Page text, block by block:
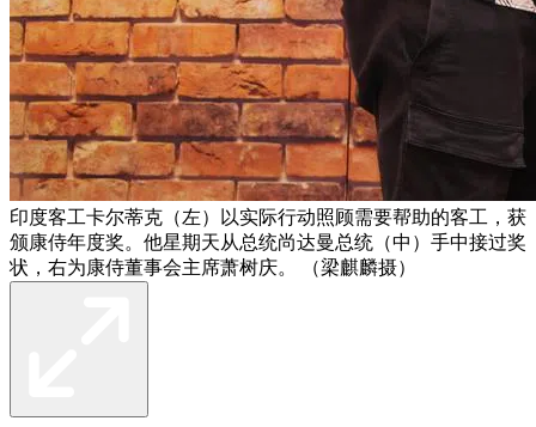
印度客工卡尔蒂克（左）以实际行动照顾需要帮助的客工，获
颁康侍年度奖。他星期天从总统尚达曼总统（中）手中接过奖
状，右为康侍董事会主席萧树庆。 （梁麒麟摄）